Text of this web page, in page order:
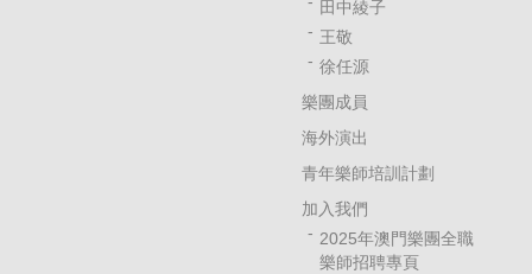
田中綾子
王敬
徐任源
樂團成員
海外演出
青年樂師培訓計劃
加入我們
2025年澳門樂團全職
樂師招聘專頁